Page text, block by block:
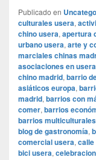
Publicado en
culturales usera,
chino usera, apertura
urbano usera, arte y
marciales chinas
asociaciones en usera
chino madrid, barrio
asiáticos europa,
madrid, barrios con
comer, barrios
barrios
blog de gastronomía,
comercial usera,
bici usera,